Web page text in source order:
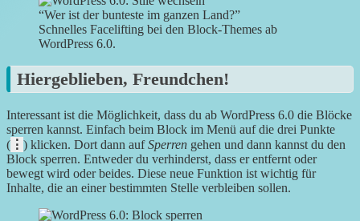
“Wer ist der bunteste im ganzen Land?”
Schnelles Facelifting bei den Block-Themes ab
WordPress 6.0.
Hiergeblieben, Freundchen!
Interessant ist die Möglichkeit, dass du ab WordPress 6.0 die Blöcke
sperren kannst. Einfach beim Block im Menü auf die drei Punkte
( ⋮ ) klicken. Dort dann aufSperren gehen und dann kannst du den
Block sperren. Entweder du verhinderst, dass er entfernt oder
bewegt wird oder beides. Diese neue Funktion ist wichtig für
Inhalte, die an einer bestimmten Stelle verbleiben sollen.